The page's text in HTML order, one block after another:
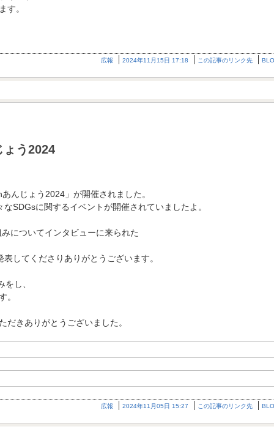
す。
広報 2024年11月15日 17:18 この記事のリンク先
う2024
んじょう2024」が開催されました。
SDGsに関するイベントが開催されていましたよ。
についてインタビューに来られた
してくださりありがとうございます。
し、
。
だきありがとうございました。
広報 2024年11月05日 15:27 この記事のリンク先